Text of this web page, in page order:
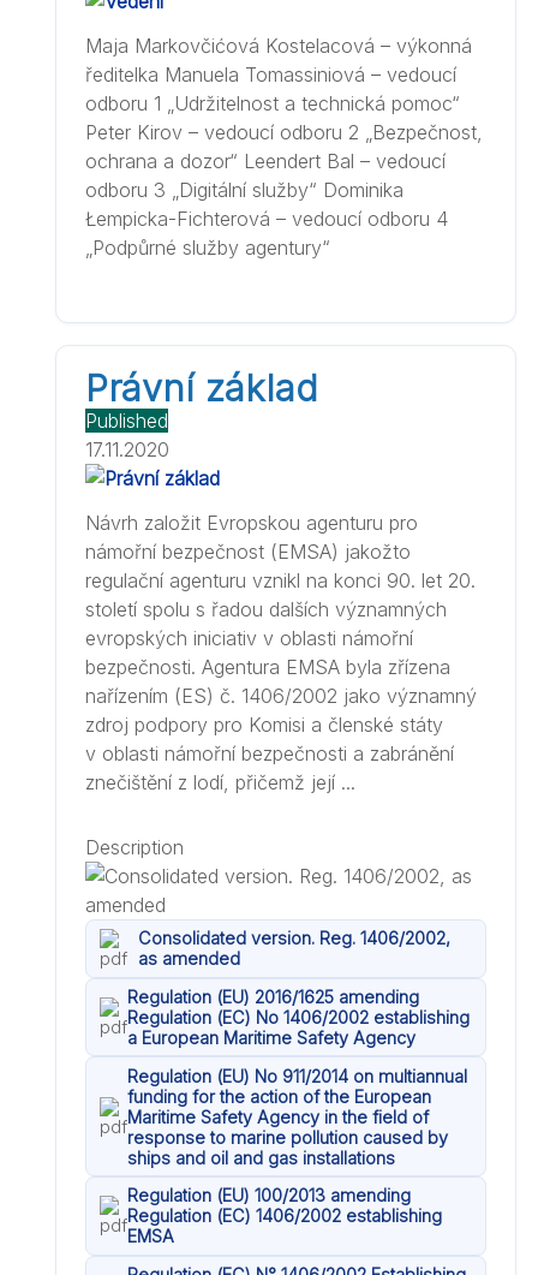
Maja Markovčićová Kostelacová – výkonná
ředitelka Manuela Tomassiniová – vedoucí
odboru 1 „Udržitelnost a technická pomoc“
Peter Kirov – vedoucí odboru 2 „Bezpečnost,
ochrana a dozor“ Leendert Bal – vedoucí
odboru 3 „Digitální služby“ Dominika
Łempicka-Fichterová – vedoucí odboru 4
„Podpůrné služby agentury“
Právní základ
Published
17.11.2020
Návrh založit Evropskou agenturu pro
námořní bezpečnost (EMSA) jakožto
regulační agenturu vznikl na konci 90. let 20.
století spolu s řadou dalších významných
evropských iniciativ v oblasti námořní
bezpečnosti. Agentura EMSA byla zřízena
nařízením (ES) č. 1406/2002 jako významný
zdroj podpory pro Komisi a členské státy
v oblasti námořní bezpečnosti a zabránění
znečištění z lodí, přičemž její ...
Description
Consolidated version. Reg. 1406/2002,
as amended
Regulation (EU) 2016/1625 amending
Regulation (EC) No 1406/2002 establishing
a European Maritime Safety Agency
Regulation (EU) No 911/2014 on multiannual
funding for the action of the European
Maritime Safety Agency in the field of
response to marine pollution caused by
ships and oil and gas installations
Regulation (EU) 100/2013 amending
Regulation (EC) 1406/2002 establishing
EMSA